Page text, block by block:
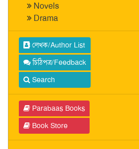
Novels
Drama
লেখক/Author List
চিঠিপত্র/Feedback
Search
Parabaas Books
Book Store